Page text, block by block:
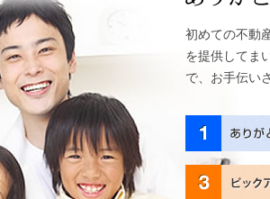
初めての不動
を提供してま
で、お手伝い